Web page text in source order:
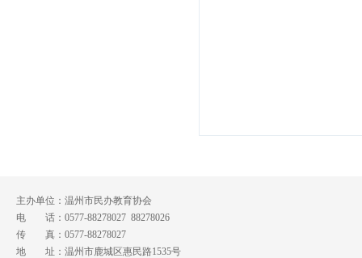
主办单位：温州市民办教育协会
电 话：0577-88278027 88278026
传 真：0577-88278027
地 址：温州市鹿城区惠民路1535号